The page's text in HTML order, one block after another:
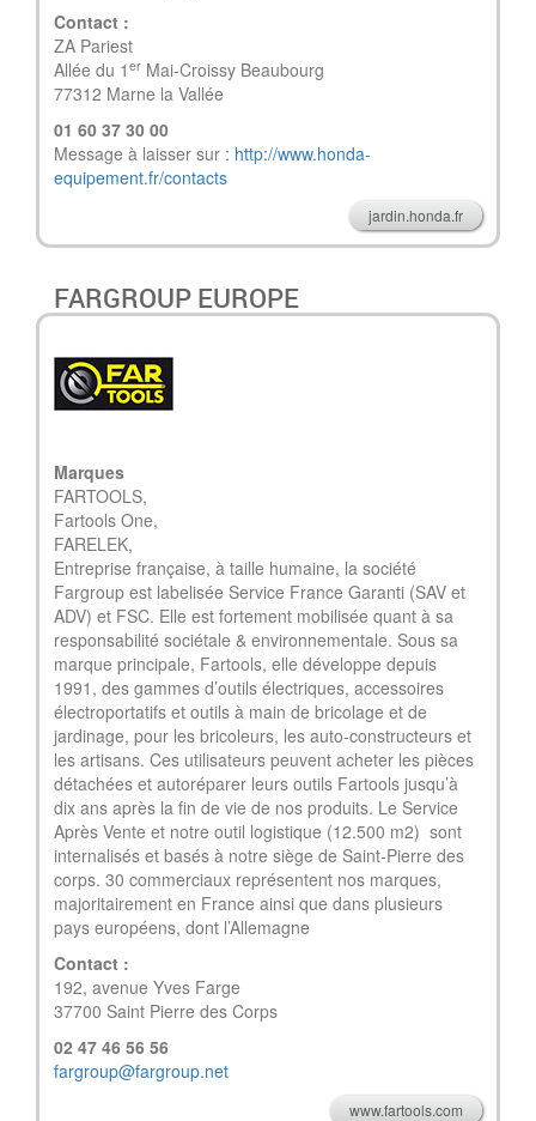
Contact :
ZA Pariest
Allée du 1 er Mai-Croissy Beaubourg
77312 Marne la Vallée
01 60 37 30 00
Message à laisser sur : http://www.honda-
equipement.fr/contacts
jardin.honda.fr
FARGROUP EUROPE
Marques
FARTOOLS,
Fartools One,
FARELEK,
Entreprise française, à taille humaine, la société
Fargroup est labelisée Service France Garanti (SAV et
ADV) et FSC. Elle est fortement mobilisée quant à sa
responsabilité sociétale & environnementale. Sous sa
marque principale, Fartools, elle développe depuis
1991, des gammes d’outils électriques, accessoires
électroportatifs et outils à main de bricolage et de
jardinage, pour les bricoleurs, les auto-constructeurs et
les artisans. Ces utilisateurs peuvent acheter les pièces
détachées et autoréparer leurs outils Fartools jusqu’à
dix ans après la fin de vie de nos produits. Le Service
Après Vente et notre outil logistique (12.500 m2) sont
internalisés et basés à notre siège de Saint-Pierre des
corps. 30 commerciaux représentent nos marques,
majoritairement en France ainsi que dans plusieurs
pays européens, dont l’Allemagne
Contact :
192, avenue Yves Farge
37700 Saint Pierre des Corps
02 47 46 56 56
fargroup@fargroup.net
www.fartools.com